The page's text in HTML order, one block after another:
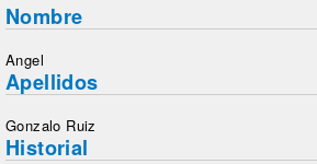
Nombre
Angel
Apellidos
Gonzalo Ruiz
Historial